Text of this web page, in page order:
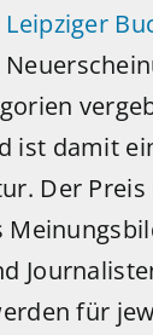
ist damit
Der
für